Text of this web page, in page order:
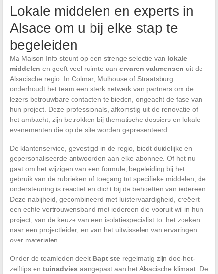
Lokale middelen en experts in
Alsace om u bij elke stap te
begeleiden
Ma Maison Info steunt op een strenge selectie van lokale
middelen en geeft veel ruimte aan ervaren vakmensen uit de
Alsacische regio. In Colmar, Mulhouse of Straatsburg
onderhoudt het team een sterk netwerk van partners om de
lezers betrouwbare contacten te bieden, ongeacht de fase van
hun project. Deze professionals, afkomstig uit de renovatie of
het ambacht, zijn betrokken bij thematische dossiers en lokale
evenementen die op de site worden gepresenteerd.
De klantenservice, gevestigd in de regio, biedt duidelijke en
gepersonaliseerde antwoorden aan elke abonnee. Of het nu
gaat om het wijzigen van een formule, begeleiding bij het
gebruik van de rubrieken of toegang tot specifieke middelen, de
ondersteuning is reactief en dicht bij de behoeften van iedereen.
Deze nabijheid, gecombineerd met luistervaardigheid, creëert
een echte vertrouwensband met iedereen die vooruit wil in hun
project, van de keuze van een isolatiespecialist tot het zoeken
naar een projectleider, en van het uitwisselen van ervaringen
over materialen.
Onder de teamleden deelt Baptisteregelmatig zijn doe-het-
zelftips en tuinadvies aangepast aan het Alsacische klimaat. De